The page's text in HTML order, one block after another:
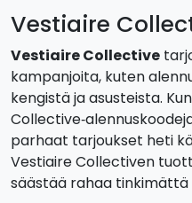
Vestiaire
Vestiaire Collective
kampanjoita, kuten
kengistä ja asusteista.
parhaat tarjoukset heti
Vestiaire Collectiven
säästää rahaa